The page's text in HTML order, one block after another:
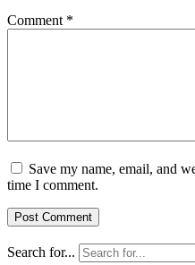
Comment *
Save my name, email, and
time I comment.
Search for...